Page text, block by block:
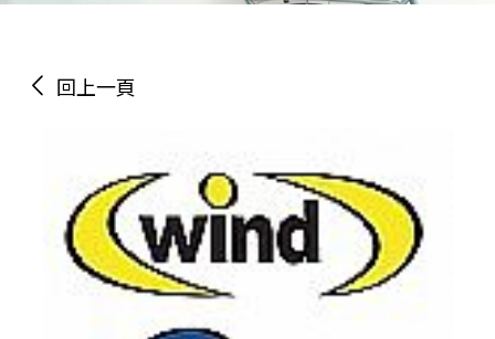
回上一頁